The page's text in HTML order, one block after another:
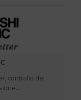
controllo del